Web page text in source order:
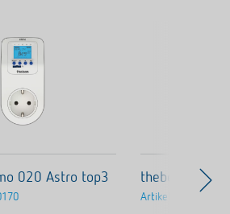
020 Astro top3 theben-
Artikel-Nr.